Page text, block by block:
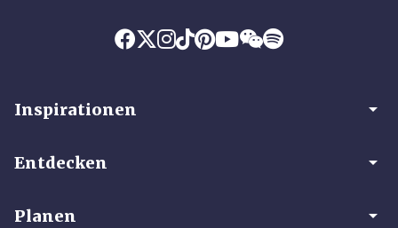
Inspirationen arrow_drop_down
Entdecken arrow_drop_down
Planen arrow_drop_down